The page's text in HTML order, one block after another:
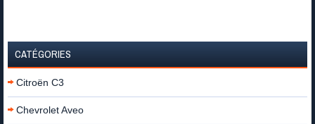
CATÉGORIES
Citroën C3
Chevrolet Aveo